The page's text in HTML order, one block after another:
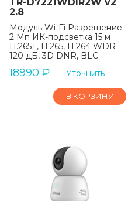
2.8
Модуль Wi-Fi Разрешение
2 Мп ИК-подсветка 15 м
H.265+, H.265, H.264 WDR
120 дБ, 3D DNR, BLC
18990 ₽ Уточнить
В КОРЗИНУ